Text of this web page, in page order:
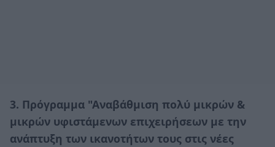
3. Πρόγραμμα "Αναβάθμιση πολύ μικρών &
μικρών υφιστάμενων επιχειρήσεων με την
ανάπτυξη των ικανοτήτων τους στις νέες